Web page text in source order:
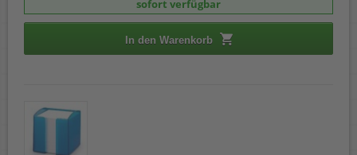
sofort verfügbar
In den Warenkorb